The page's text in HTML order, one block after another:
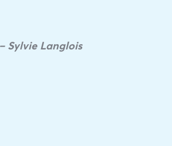
– Sylvie Langlois